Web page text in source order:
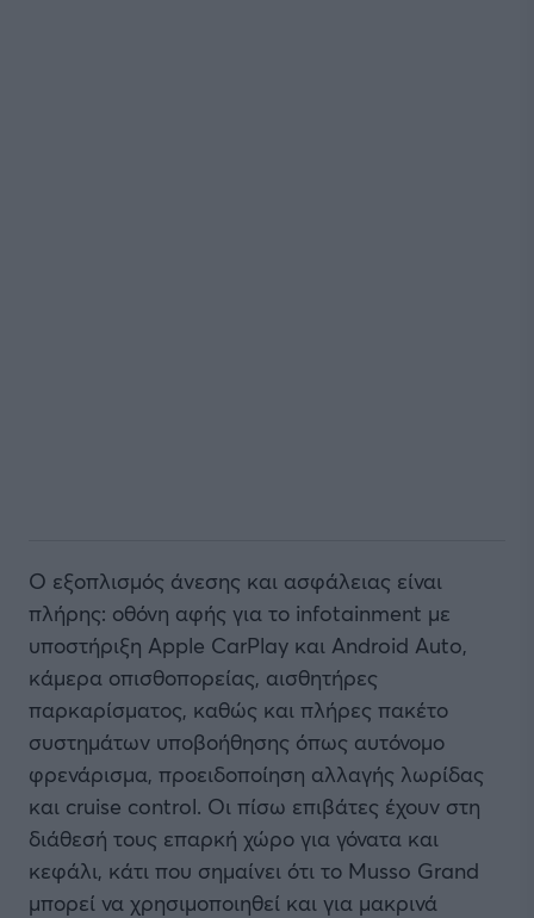
Ο εξοπλισμός άνεσης και ασφάλειας είναι
πλήρης: οθόνη αφής για το infotainment με
υποστήριξη Apple CarPlay και Android Auto,
κάμερα οπισθοπορείας, αισθητήρες
παρκαρίσματος, καθώς και πλήρες πακέτο
συστημάτων υποβοήθησης όπως αυτόνομο
φρενάρισμα, προειδοποίηση αλλαγής λωρίδας
και cruise control. Οι πίσω επιβάτες έχουν στη
διάθεσή τους επαρκή χώρο για γόνατα και
κεφάλι, κάτι που σημαίνει ότι το Musso Grand
μπορεί να χρησιμοποιηθεί και για μακρινά